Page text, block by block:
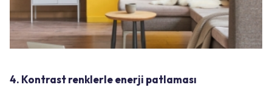
4. Kontrast renklerle enerji patlaması